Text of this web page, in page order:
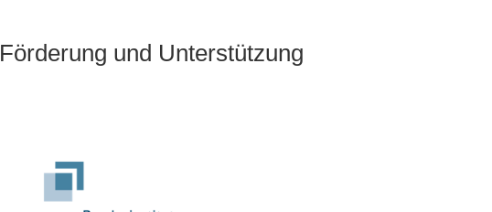
Förderung und Unterstützung